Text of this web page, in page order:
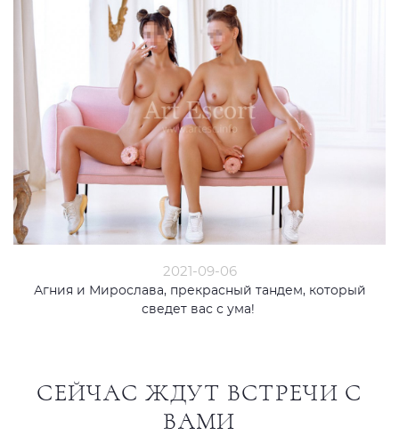
2021-09-06
Агния и Мирослава, прекрасный тандем, который
сведет вас с ума!
СЕЙЧАС ЖДУТ ВСТРЕЧИ С
ВАМИ